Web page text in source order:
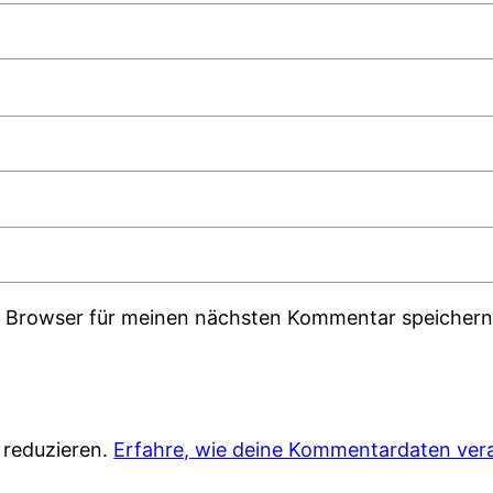
für meinen nächsten Kommentar
Erfahre, wie deine Kommentardaten